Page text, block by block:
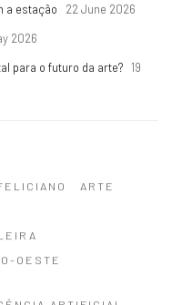
a estação
22 June 2026
2026
para o futuro da arte? 19
ARTE
OESTE